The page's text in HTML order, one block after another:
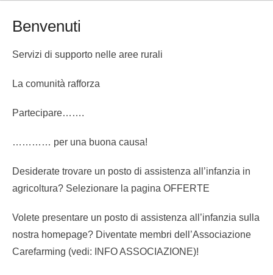
Benvenuti
Servizi di supporto nelle aree rurali
La comunità rafforza
Partecipare…….
………… per una buona causa!
Desiderate trovare un posto di assistenza all’infanzia in
agricoltura? Selezionare la pagina OFFERTE
Volete presentare un posto di assistenza all’infanzia sulla
nostra homepage? Diventate membri dell’Associazione
Carefarming (vedi: INFO ASSOCIAZIONE)!